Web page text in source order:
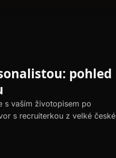
pohled
s vaším životopisem po
s recruiterkou z velké české